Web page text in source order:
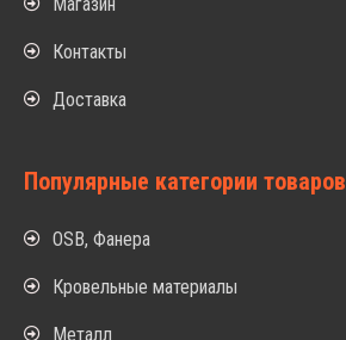
Контакты
Доставка
Популярные категории товаров
OSB, Фанера
Кровельные материалы
Металл